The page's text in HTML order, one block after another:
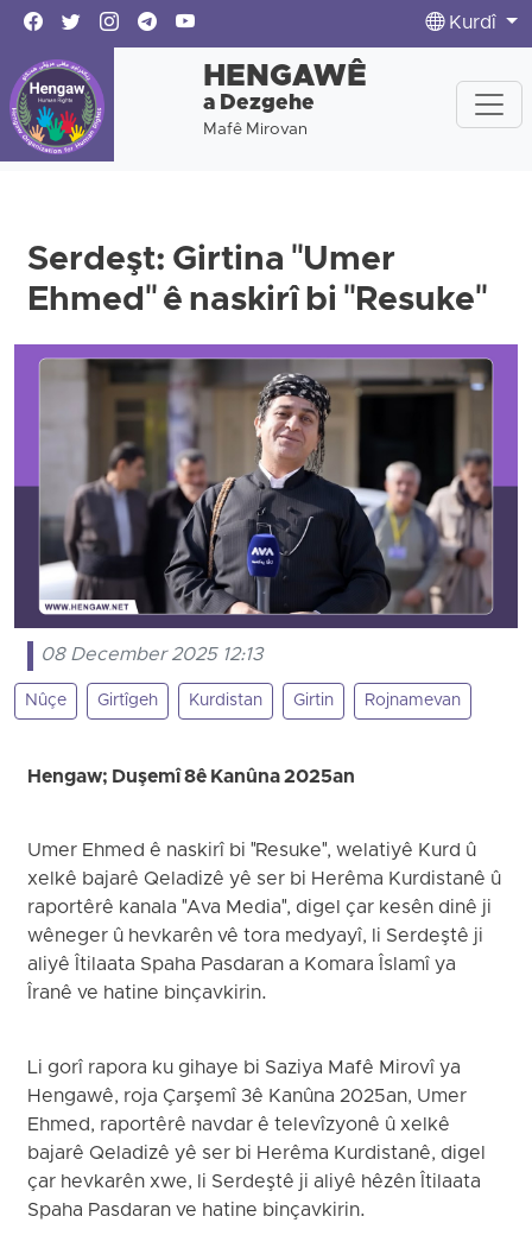
Kurdî
HENGAWÊ
a Dezgehe
Mafê Mirovan
Serdeşt: Girtina "Umer
Ehmed" ê naskirî bi "Resuke"
08 December 2025 12:13
Nûçe Girtîgeh Kurdistan Girtin Rojnamevan
Hengaw; Duşemî 8ê Kanûna 2025an
Umer Ehmed ê naskirî bi "Resuke", welatiyê Kurd û
xelkê bajarê Qeladizê yê ser bi Herêma Kurdistanê û
raportêrê kanala "Ava Media", digel çar kesên dinê ji
wêneger û hevkarên vê tora medyayî, li Serdeştê ji
aliyê Îtilaata Spaha Pasdaran a Komara Îslamî ya
Îranê ve hatine binçavkirin.
Li gorî rapora ku gihaye bi Saziya Mafê Mirovî ya
Hengawê, roja Çarşemî 3ê Kanûna 2025an, Umer
Ehmed, raportêrê navdar ê televîzyonê û xelkê
bajarê Qeladizê yê ser bi Herêma Kurdistanê, digel
çar hevkarên xwe, li Serdeştê ji aliyê hêzên Îtilaata
Spaha Pasdaran ve hatine binçavkirin.